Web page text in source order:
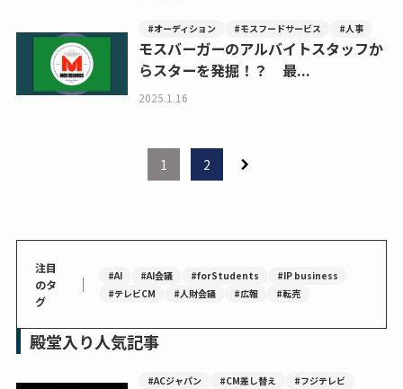
#オーディション #モスフードサービス #人事
モスバーガーのアルバイトスタッフか
らスターを発掘！？ 最...
2025.1.16
1 2
注目
のタ
グ
｜ #AI #AI会議 #forStudents
#IP business
#テレビCM
#人財会議 #広報 #転売
殿堂入り人気記事
#ACジャパン #CM差し替え #フジテレビ